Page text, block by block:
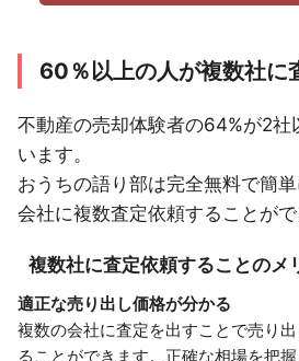
60％以上の人が複数社に
不動産の売却体験者の64%が2社
います。
おうちの語り部は完全無料で簡
会社に複数査定依頼することがで
複数社に査定依頼することのメ
適正な売り出し価格が分かる
複数の会社に査定を出すことで売り
ることができます。正確な相場を把